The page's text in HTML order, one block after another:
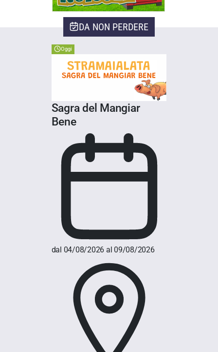
DA NON PERDERE
Oggi
Sagra del Mangiar
Bene
dal 04/08/2026 al 09/08/2026